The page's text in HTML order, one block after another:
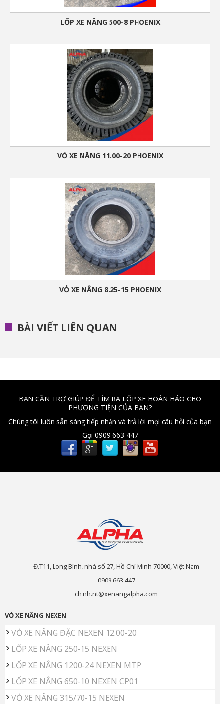
LỐP XE NÂNG 500-8 PHOENIX
VỎ XE NÂNG 11.00-20 PHOENIX
VỎ XE NÂNG 8.25-15 PHOENIX
BÀI VIẾT LIÊN QUAN
BẠN CẦN TRỢ GIÚP ĐỂ TÌM RA LỐP XE HOÀN HẢO CHO
PHƯƠNG TIỆN CỦA BẠN?
Chúng tôi luôn sẵn sàng tiếp nhận và trả lời mọi câu hỏi của bạn
Gọi 0909 663 447
Đ.T11, Long Bình, nhà số 27, Hồ Chí Minh 70000, Việt Nam
0909 663 447
chinh.nt@xenangalpha.com
VỎ XE NÂNG NEXEN
VỎ XE NÂNG ĐẶC NEXEN 12.00-20
LỐP XE NÂNG 250-15 NEXEN
LỐP XE NÂNG 1200-24 NEXEN MTP
LỐP XE NÂNG 650-10 NEXEN CP01
VỎ XE NÂNG 315/70-15 NEXEN